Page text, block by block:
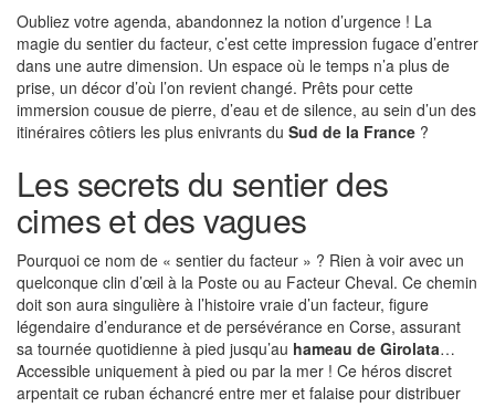
Oubliez votre agenda, abandonnez la notion d’urgence ! La
magie du sentier du facteur, c’est cette impression fugace d’entrer
dans une autre dimension. Un espace où le temps n’a plus de
prise, un décor d’où l’on revient changé. Prêts pour cette
immersion cousue de pierre, d’eau et de silence, au sein d’un des
itinéraires côtiers les plus enivrants du Sud de la France ?
Les secrets du sentier des
cimes et des vagues
Pourquoi ce nom de « sentier du facteur » ? Rien à voir avec un
quelconque clin d’œil à la Poste ou au Facteur Cheval. Ce chemin
doit son aura singulière à l’histoire vraie d’un facteur, figure
légendaire d’endurance et de persévérance en Corse, assurant
sa tournée quotidienne à pied jusqu’au hameau de Girolata…
Accessible uniquement à pied ou par la mer ! Ce héros discret
arpentait ce ruban échancré entre mer et falaise pour distribuer